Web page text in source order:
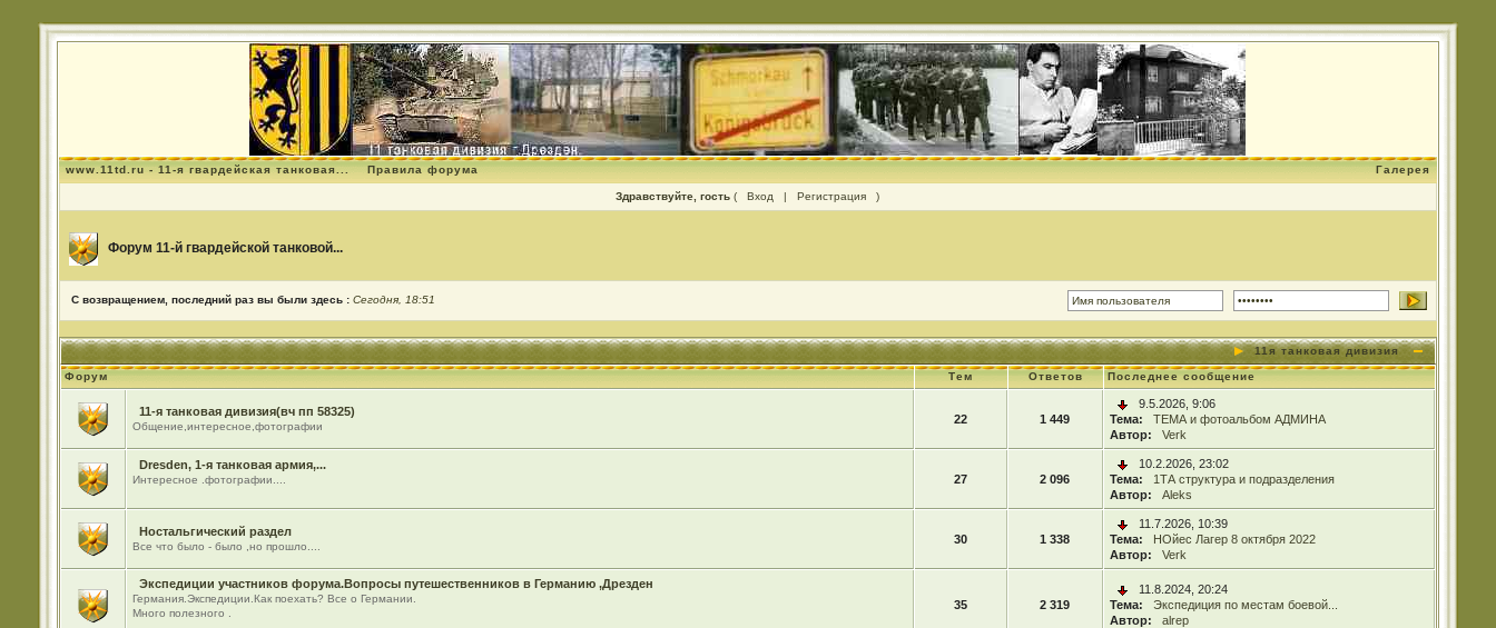
www.11td.ru - 11-я гвардейская танковая... Правила форума Галерея
Здравствуйте, гость ( Вход | Регистрация )
Форум 11-й гвардейской танковой...
С возвращением, последний раз вы были здесь : Сегодня, 18:51
11я танковая дивизия
Форум Тем Ответов Последнее сообщение
11-я танковая дивизия(вч пп 58325)
Общение,интересное,фотографии
22 1 449
9.5.2026, 9:06
Тема:
ТЕМА и фотоальбом АДМИНА
Автор:
Verk
Dresden, 1-я танковая армия,...
Интересное .фотографии.... 27 2 096
10.2.2026, 23:02
Тема:
1ТА структура и подразделения
Автор:
Aleks
Ностальгический раздел
Все что было - было ,но прошло....
30 1 338
11.7.2026, 10:39
Тема:
НОйес Лагер 8 октября 2022
Автор:
Verk
Экспедиции участников форума.Вопросы путешественников в Германию ,Дрезден
Германия.Экспедиции.Как поехать? Все о Германии.
Много полезного .
35 2 319
11.8.2024, 20:24
Тема:
Экспедиция по местам боевой...
Автор:
alrep